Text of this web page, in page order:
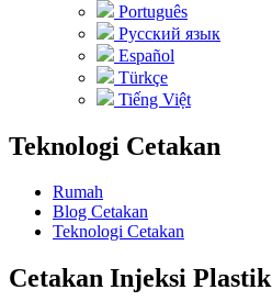
Português
Русский язык
Español
Türkçe
Tiếng Việt
Teknologi Cetakan
Rumah
Blog Cetakan
Teknologi Cetakan
Cetakan Injeksi Plastik